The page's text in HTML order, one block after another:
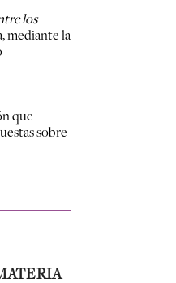
los
mediante la
que
sobre